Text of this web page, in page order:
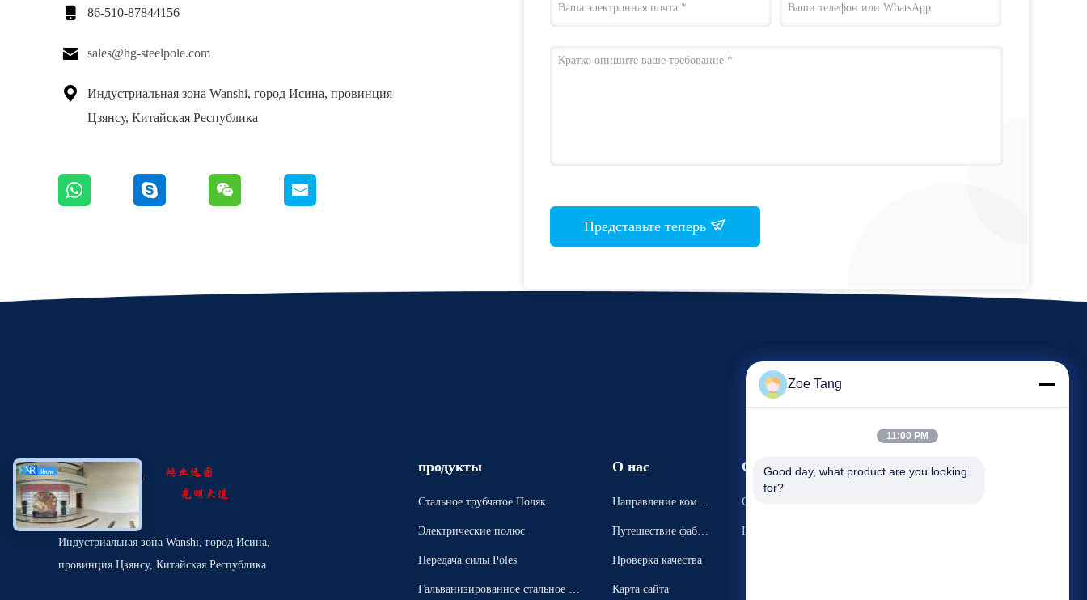
 86-510-87844156
 sales@hg-steelpole.com

Индустриальная зона Wanshi, город Исина, провинция
Цзянсу, Китайская Республика
Представьте теперь
Индустриальная зона Wanshi, город Исина,
провинция Цзянсу, Китайская Республика
продукты
Стальное трубчатое Поляк
Электрические полюс
Передача силы Poles
Гальванизированное стальное П
О нас
Направление компа
Путешествие фабри
Проверка качества
Карта сайта
События
Случаи
Новости
Спросите цитату
Zoe Tang
11:00 PM
Good day, what product are you looking
for?